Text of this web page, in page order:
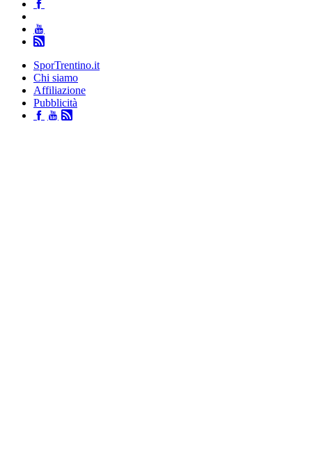
SporTrentino.it
Chi siamo
Affiliazione
Pubblicità